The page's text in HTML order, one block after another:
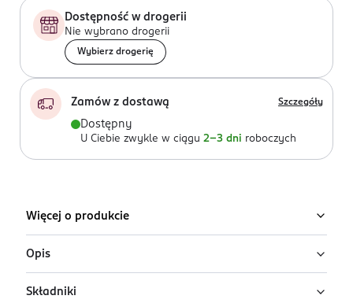
Dostępność w drogerii
Nie wybrano drogerii
Wybierz drogerię
Zamów z dostawą Szczegóły
Dostępny
U Ciebie zwykle w ciągu 2-3 dni roboczych
Więcej o produkcie
Opis
Uwaga: wysyłamy losowy wariant!
Składniki